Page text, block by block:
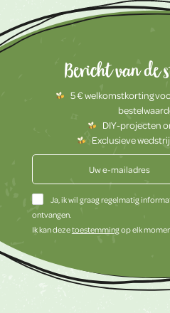
Bericht van de
5 € welkomstkorting
DIY-projecten
Exclusieve
Ja, ik wil graag regelmatig
ontvangen.
Ik kan dezetoestemming op elk